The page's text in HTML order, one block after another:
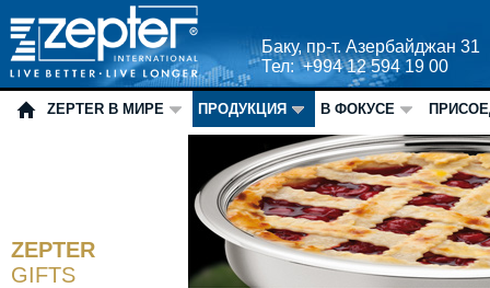
Баку, пр-т. Азербайджан 31
Тел: +994 12 594 19 00
ZEPTER В МИРЕ ПРОДУКЦИЯ В ФОКУСЕ
ZEPTER
GIFTS